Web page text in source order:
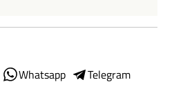
Whatsapp
Telegram